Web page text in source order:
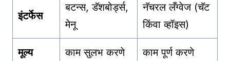
इंटर्फेस
बटन्स, डॅशबोर्ड्स,
मेनू
नॅचरल लँग्वेज (चॅट
किंवा व्हॉइस)
मूल्य
काम सुलभ करणे
काम पूर्ण करणे